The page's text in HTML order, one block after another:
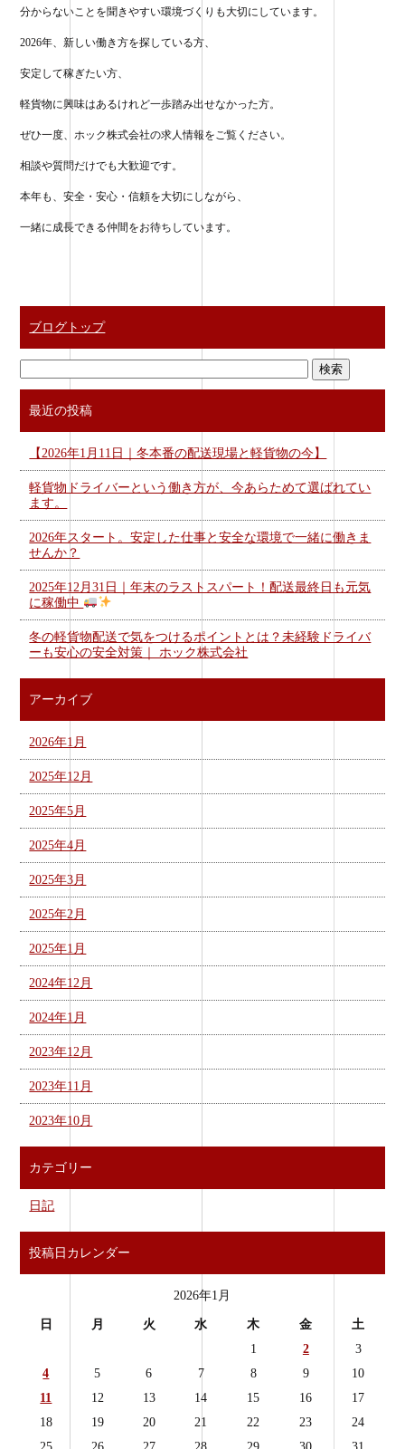
分からないことを聞きやすい環境づくりも大切にしています。
2026年、新しい働き方を探している方、
安定して稼ぎたい方、
軽貨物に興味はあるけれど一歩踏み出せなかった方。
ぜひ一度、ホック株式会社の求人情報をご覧ください。
相談や質問だけでも大歓迎です。
本年も、安全・安心・信頼を大切にしながら、
一緒に成長できる仲間をお待ちしています。
ブログトップ
最近の投稿
【2026年1月11日｜冬本番の配送現場と軽貨物の今】
軽貨物ドライバーという働き方が、今あらためて選ばれてい
ます。
2026年スタート。安定した仕事と安全な環境で一緒に働きま
せんか？
2025年12月31日｜年末のラストスパート！配送最終日も元気
に稼働中
冬の軽貨物配送で気をつけるポイントとは？未経験ドライバ
ーも安心の安全対策｜ ホック株式会社
アーカイブ
2026年1月
2025年12月
2025年5月
2025年4月
2025年3月
2025年2月
2025年1月
2024年12月
2024年1月
2023年12月
2023年11月
2023年10月
カテゴリー
日記
投稿日カレンダー
2026年1月
日 月 火 水 木 金
土
1
2
3
4
5 6 7 8 9
10
11
12 13 14 15 16
17
18
19 20 21 22 23
24